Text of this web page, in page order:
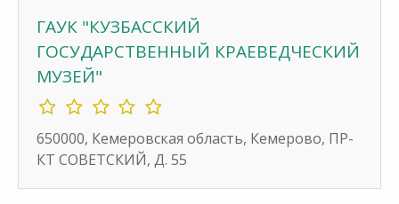
ГАУК "КУЗБАССКИЙ
ГОСУДАРСТВЕННЫЙ КРАЕВЕДЧЕСКИЙ
МУЗЕЙ"
650000, Кемеровская область, Кемерово, ПР-
КТ СОВЕТСКИЙ, Д. 55